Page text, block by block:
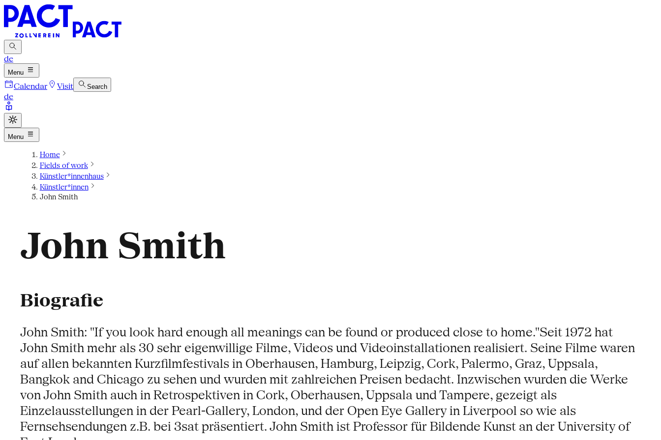
de
Menu
Calendar Visit Search
de
Menu
Home
Fields of work
Künstler*innenhaus
Künstler*innen
John Smith
John Smith
Biografie
John Smith: "If you look hard enough all meanings can be found or produced close to home."Seit 1972 hat
John Smith mehr als 30 sehr eigenwillige Filme, Videos und Videoinstallationen realisiert. Seine Filme waren
auf allen bekannten Kurzfilmfestivals in Oberhausen, Hamburg, Leipzig, Cork, Palermo, Graz, Uppsala,
Bangkok and Chicago zu sehen und wurden mit zahlreichen Preisen bedacht. Inzwischen wurden die Werke
von John Smith auch in Retrospektiven in Cork, Oberhausen, Uppsala und Tampere, gezeigt als
Einzelausstellungen in der Pearl-Gallery, London, und der Open Eye Gallery in Liverpool so wie als
Fernsehsendungen z.B. bei 3sat präsentiert. John Smith ist Professor für Bildende Kunst an der University of